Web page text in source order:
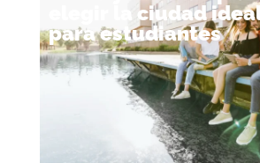
elegir la ciudad
para estudiantes